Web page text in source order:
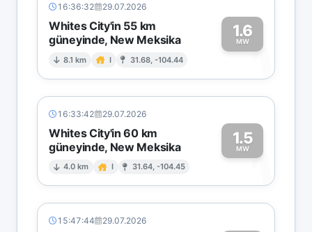
16:36:32 29.07.2026
Whites City'in 55 km
güneyinde, New Meksika
8.1 km I 31.68, -104.44
1.6
MW1
16:33:42 29.07.2026
Whites City'in 60 km
güneyinde, New Meksika
4.0 km I 31.64, -104.45
1.5
MW1
15:47:44 29.07.2026